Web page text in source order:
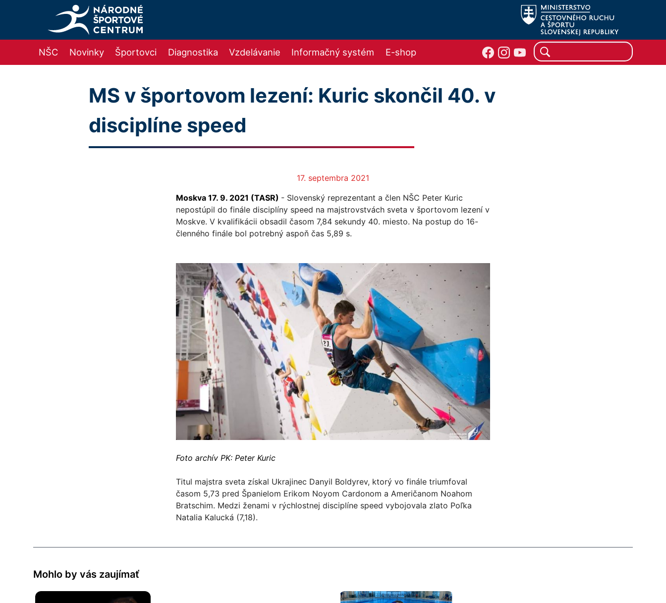
NŠC Novinky Športovci Diagnostika Vzdelávanie Informačný systém E-shop
MS v športovom lezení: Kuric skončil 40. v
disciplíne speed
17. septembra 2021
Moskva 17. 9. 2021 (TASR) - Slovenský reprezentant a člen NŠC Peter Kuric
nepostúpil do finále disciplíny speed na majstrovstvách sveta v športovom lezení v
Moskve. V kvalifikácii obsadil časom 7,84 sekundy 40. miesto. Na postup do 16-
členného finále bol potrebný aspoň čas 5,89 s.
Foto archív PK: Peter Kuric
Titul majstra sveta získal Ukrajinec Danyil Boldyrev, ktorý vo finále triumfoval
časom 5,73 pred Španielom Erikom Noyom Cardonom a Američanom Noahom
Bratschim. Medzi ženami v rýchlostnej disciplíne speed vybojovala zlato Poľka
Natalia Kalucká (7,18).
Mohlo by vás zaujímať